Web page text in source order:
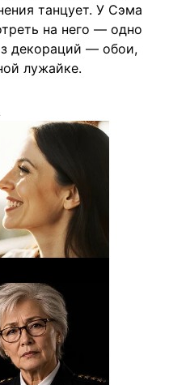
танцует. У Сэма
на него — одно
декораций — обои,
лужайке.